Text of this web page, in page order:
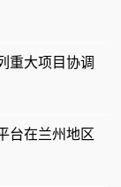
重大项目协调
台在兰州地区